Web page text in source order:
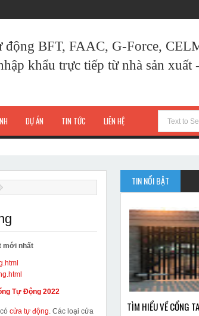
động BFT, FAAC, G-Force,
khẩu trực tiếp từ nhà sản xuất
DỰ ÁN TIN TỨC LIÊN HỆ
mới nhất
Tự Động 2022
cócửa tự động. Các loại cửa
TIN NỔI BẬT
TÌM HIỂU VỀ CỔNG